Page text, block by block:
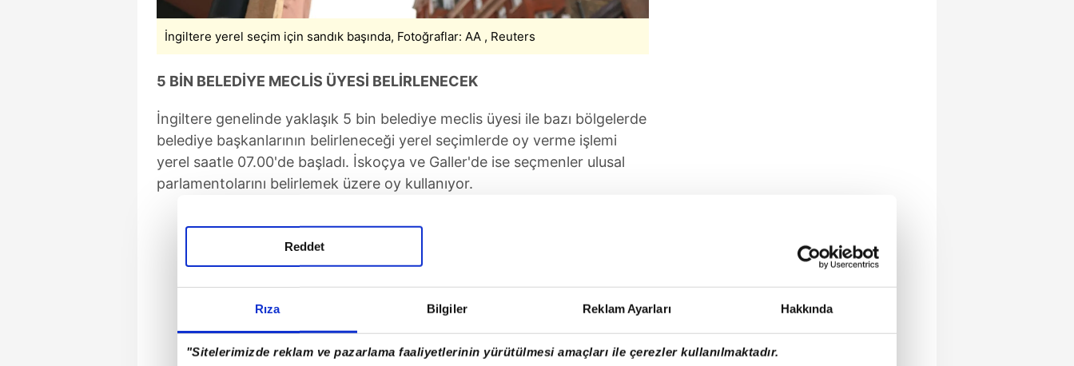
Rıza Bilgiler Reklam Ayarları Hakkında
"Sitelerimizde reklam ve pazarlama faaliyetlerinin yürütülmesi amaçları ile çerezler kullanılmaktadır.
Reddet
İngiltere yerel seçim için sandık başında, Fotoğraflar: AA , Reuters
5 BİN BELEDİYE MECLİS ÜYESİ BELİRLENECEK
İngiltere genelinde yaklaşık 5 bin belediye meclis üyesi ile bazı bölgelerde
belediye başkanlarının belirleneceği yerel seçimlerde oy verme işlemi
yerel saatle 07.00'de başladı. İskoçya ve Galler'de ise seçmenler ulusal
parlamentolarını belirlemek üzere oy kullanıyor.